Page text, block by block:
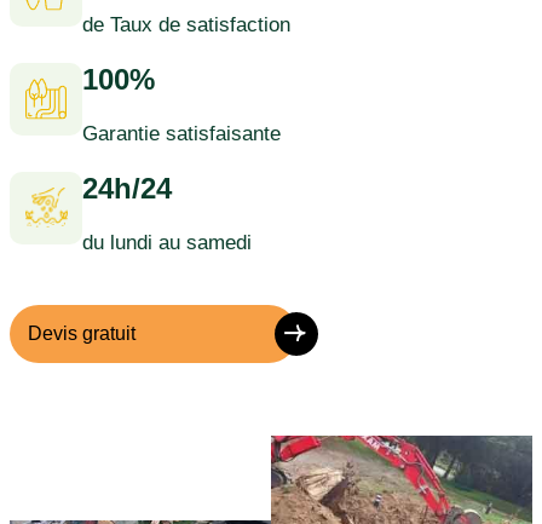
de Taux de satisfaction
100%
Garantie satisfaisante
24h/24
du lundi au samedi
Devis gratuit